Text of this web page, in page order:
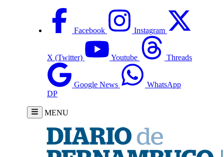
Facebook Instagram
X (Twitter) Youtube Threads
Google News
WhatsApp
DP
MENU